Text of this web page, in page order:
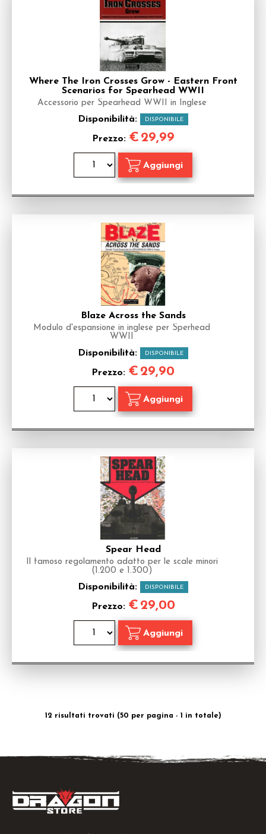
Where The Iron Crosses Grow - Eastern Front
Scenarios for Spearhead WWII
Accessorio per Spearhead WWII in Inglese
Disponibilità: DISPONIBILE
Prezzo: € 29,99
Blaze Across the Sands
Modulo d'espansione in inglese per Sperhead
WWII
Disponibilità: DISPONIBILE
Prezzo: € 29,90
Spear Head
Il famoso regolamento adatto per le scale minori
(1.200 e 1.300)
Disponibilità: DISPONIBILE
Prezzo: € 29,00
12 risultati trovati (50 per pagina - 1 in totale)